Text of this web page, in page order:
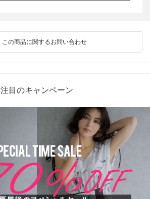
この商品に関するお問い合わせ
注目のキャンペーン